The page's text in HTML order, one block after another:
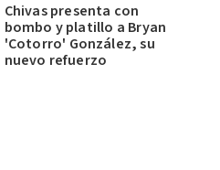
Chivas presenta con
bombo y platillo a Bryan
'Cotorro' González, su
nuevo refuerzo